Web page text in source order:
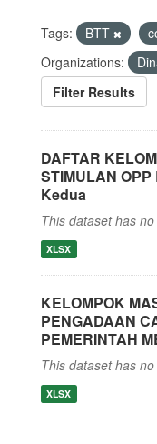
Tags: BTT
Organizations:
Filter Results
DAFTAR
STIMULAN OPP
Kedua
This dataset has
XLSX
KELOMPOK
PENGADAAN
PEMERINTAH
This dataset has
XLSX